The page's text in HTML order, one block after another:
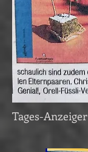
Tages-Anzeiger